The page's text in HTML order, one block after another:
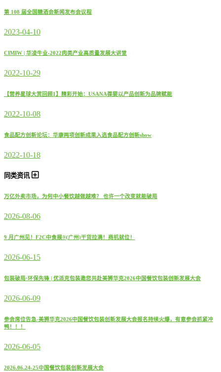
第 108 届全国糖酒会新闻发布会议程
2023-04-10
CIMIW | 华凌牛业-2022肉类产业高质量发展大讲堂
2022-10-29
【营养星球大赏回顾1】精彩开始：USANA葆婴以产品创新为品牌赋能
2022-10-08
食品配方创新论坛：华康两项创新成果入选食品配方创新show
2022-10-18
同类资讯
万亿外卖市场，为何中小餐饮越做越难？ 也许一个改变就能破局
2026-08-06
9 月广州见！F2C中食展®(广州)干货拉满！商机就位！
2026-06-15
包装破局·环保先锋 | 优派克包装邀您共赴美狮华克2026中国餐饮包装创新发展大会
2026-06-09
参会席位告急-美狮华克2026中国餐饮包装创新发展大会报名持续火爆，有意参会抓紧冲
鸭！！！
2026-06-05
2026.06.24-25中国餐饮包装创新发展大会